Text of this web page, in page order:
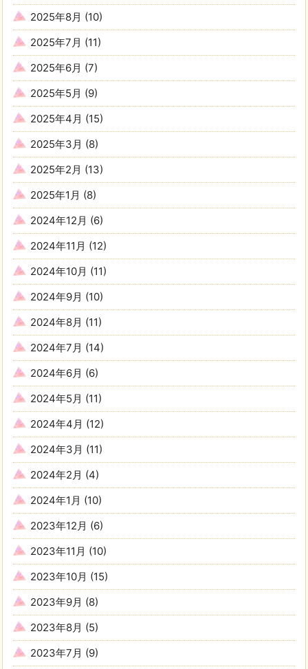
2025年8月 (10)
2025年7月 (11)
2025年6月 (7)
2025年5月 (9)
2025年4月 (15)
2025年3月 (8)
2025年2月 (13)
2025年1月 (8)
2024年12月 (6)
2024年11月 (12)
2024年10月 (11)
2024年9月 (10)
2024年8月 (11)
2024年7月 (14)
2024年6月 (6)
2024年5月 (11)
2024年4月 (12)
2024年3月 (11)
2024年2月 (4)
2024年1月 (10)
2023年12月 (6)
2023年11月 (10)
2023年10月 (15)
2023年9月 (8)
2023年8月 (5)
2023年7月 (9)